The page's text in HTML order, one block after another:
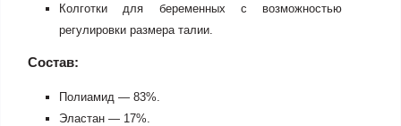
Колготки для беременных с возможностью
регулировки размера талии.
Состав:
Полиамид — 83%.
Эластан — 17%.